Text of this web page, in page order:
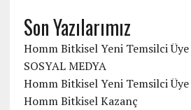
Son Yazılarımız
Homm Bitkisel Yeni Temsilci Üye
SOSYAL MEDYA
Homm Bitkisel Yeni Temsilci
Homm Bitkisel Kazanç